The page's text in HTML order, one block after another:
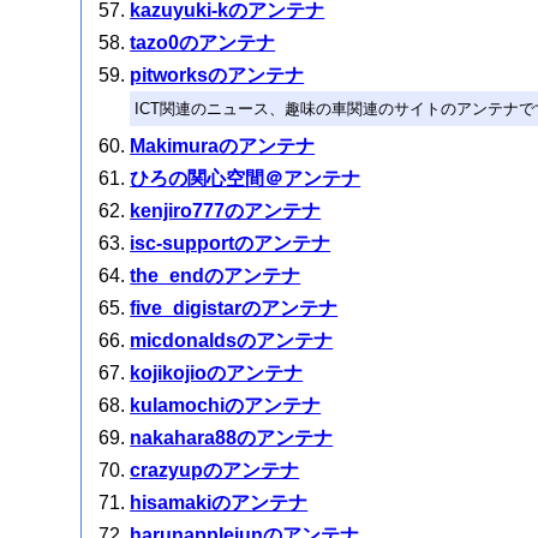
kazuyuki-kのアンテナ
tazo0のアンテナ
pitworksのアンテナ
ICT関連のニュース、趣味の車関連のサイトのアンテナで
Makimuraのアンテナ
ひろの関心空間＠アンテナ
kenjiro777のアンテナ
isc-supportのアンテナ
the_endのアンテナ
five_digistarのアンテナ
micdonaldsのアンテナ
kojikojioのアンテナ
kulamochiのアンテナ
nakahara88のアンテナ
crazyupのアンテナ
hisamakiのアンテナ